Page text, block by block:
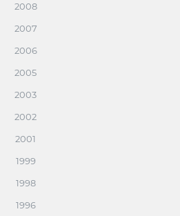
2008
2007
2006
2005
2003
2002
2001
1999
1998
1996